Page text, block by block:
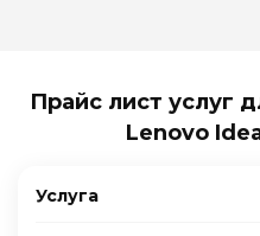
Прайс лист услуг
Lenovo
Услуга